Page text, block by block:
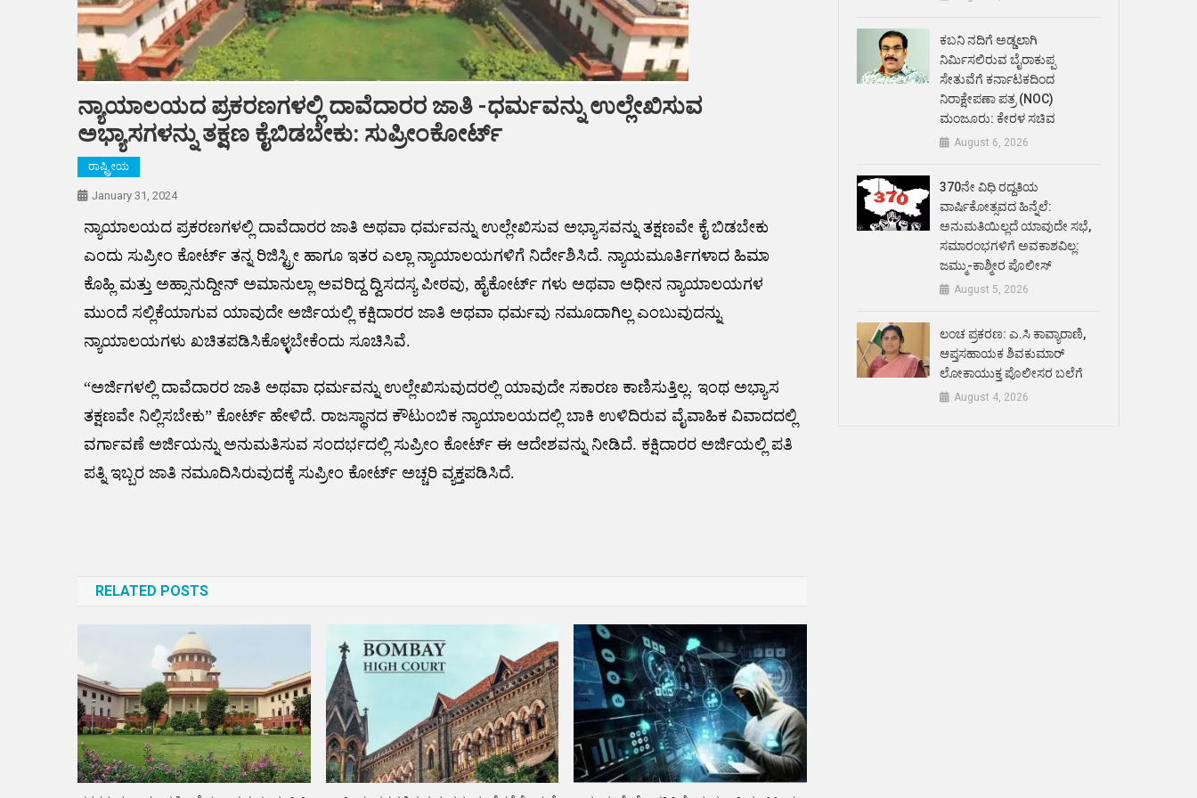
ನ್ಯಾಯಾಲಯದ ಪ್ರಕರಣಗಳಲ್ಲಿ ದಾವೆದಾರರ ಜಾತಿ -ಧರ್ಮವನ್ನು ಉಲ್ಲೇಖಿಸುವ
ಅಭ್ಯಾಸಗಳನ್ನು ತಕ್ಷಣ ಕೈಬಿಡಬೇಕು: ಸುಪ್ರೀಂಕೋರ್ಟ್
ರಾಷ್ಟ್ರೀಯ
January 31, 2024
ನ್ಯಾಯಾಲಯದ ಪ್ರಕರಣಗಳಲ್ಲಿ ದಾವೆದಾರರ ಜಾತಿ ಅಥವಾ ಧರ್ಮವನ್ನು ಉಲ್ಲೇಖಿಸುವ ಅಭ್ಯಾಸವನ್ನು ತಕ್ಷಣವೇ ಕೈ ಬಿಡಬೇಕು
ಎಂದು ಸುಪ್ರೀಂ ಕೋರ್ಟ್ ತನ್ನ ರಿಜಿಸ್ಟ್ರೀ ಹಾಗೂ ಇತರ ಎಲ್ಲಾ ನ್ಯಾಯಾಲಯಗಳಿಗೆ ನಿರ್ದೇಶಿಸಿದೆ. ನ್ಯಾಯಮೂರ್ತಿಗಳಾದ ಹಿಮಾ
ಕೊಹ್ಲಿ ಮತ್ತು ಅಹ್ಸಾನುದ್ದೀನ್ ಅಮಾನುಲ್ಲಾ ಅವರಿದ್ದ ದ್ವಿಸದಸ್ಯ ಪೀಠವು, ಹೈಕೋರ್ಟ್ ಗಳು ಅಥವಾ ಅಧೀನ ನ್ಯಾಯಾಲಯಗಳ
ಮುಂದೆ ಸಲ್ಲಿಕೆಯಾಗುವ ಯಾವುದೇ ಅರ್ಜಿಯಲ್ಲಿ ಕಕ್ಷಿದಾರರ ಜಾತಿ ಅಥವಾ ಧರ್ಮವು ನಮೂದಾಗಿಲ್ಲ ಎಂಬುವುದನ್ನು
ನ್ಯಾಯಾಲಯಗಳು ಖಚಿತಪಡಿಸಿಕೊಳ್ಳಬೇಕೆಂದು ಸೂಚಿಸಿವೆ.
“ಅರ್ಜಿಗಳಲ್ಲಿ ದಾವೆದಾರರ ಜಾತಿ ಅಥವಾ ಧರ್ಮವನ್ನು ಉಲ್ಲೇಖಿಸುವುದರಲ್ಲಿ ಯಾವುದೇ ಸಕಾರಣ ಕಾಣಿಸುತ್ತಿಲ್ಲ. ಇಂಥ ಅಭ್ಯಾಸ
ತಕ್ಷಣವೇ ನಿಲ್ಲಿಸಬೇಕು” ಕೋರ್ಟ್ ಹೇಳಿದೆ. ರಾಜಸ್ಥಾನದ ಕೌಟುಂಬಿಕ ನ್ಯಾಯಾಲಯದಲ್ಲಿ ಬಾಕಿ ಉಳಿದಿರುವ ವೈವಾಹಿಕ ವಿವಾದದಲ್ಲಿ
ವರ್ಗಾವಣೆ ಅರ್ಜಿಯನ್ನು ಅನುಮತಿಸುವ ಸಂದರ್ಭದಲ್ಲಿ ಸುಪ್ರೀಂ ಕೋರ್ಟ್ ಈ ಆದೇಶವನ್ನು ನೀಡಿದೆ. ಕಕ್ಷಿದಾರರ ಅರ್ಜಿಯಲ್ಲಿ ಪತಿ
ಪತ್ನಿ ಇಬ್ಬರ ಜಾತಿ ನಮೂದಿಸಿರುವುದಕ್ಕೆ ಸುಪ್ರೀಂ ಕೋರ್ಟ್ ಅಚ್ಚರಿ ವ್ಯಕ್ತಪಡಿಸಿದೆ.
RELATED POSTS
ಕಬನಿ ನದಿಗೆ ಅಡ್ಡಲಾಗಿ
ನಿರ್ಮಿಸಲಿರುವ ಬೈರಾಕುಪ್ಪ
ಸೇತುವೆಗೆ ಕರ್ನಾಟಕದಿಂದ
ನಿರಾಕ್ಷೇಪಣಾ ಪತ್ರ (NOC)
ಮಂಜೂರು: ಕೇರಳ ಸಚಿವ
August 6, 2026
370ನೇ ವಿಧಿ ರದ್ದತಿಯ
ವಾರ್ಷಿಕೋತ್ಸವದ ಹಿನ್ನೆಲೆ:
ಅನುಮತಿಯಿಲ್ಲದೆ ಯಾವುದೇ ಸಭೆ,
ಸಮಾರಂಭಗಳಿಗೆ ಅವಕಾಶವಿಲ್ಲ:
ಜಮ್ಮು-ಕಾಶ್ಮೀರ ಪೊಲೀಸ್
August 5, 2026
ಲಂಚ ಪ್ರಕರಣ: ಎ.ಸಿ ಕಾವ್ಯಾರಾಣಿ,
ಆಪ್ತಸಹಾಯಕ ಶಿವಕುಮಾರ್‌
ಲೋಕಾಯುಕ್ತ ಪೊಲೀಸರ ಬಲೆಗೆ
August 4, 2026